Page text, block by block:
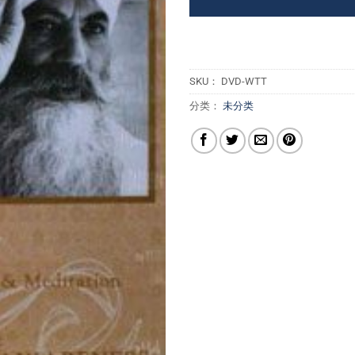
SKU： DVD-WTT
分类： 未分类